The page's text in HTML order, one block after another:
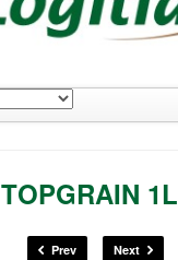
TOPGRAIN 1L
Prev Next